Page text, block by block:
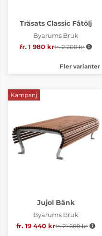
Träsats Classic Fåtölj
Byarums Bruk
fr. 1 980 krOrdinarie pris:
fr. 2 200 kr
Fler varianter
Kampanj
Jujol Bänk
Byarums Bruk
fr. 19 440 krOrdinarie pris:
fr. 21 600 kr